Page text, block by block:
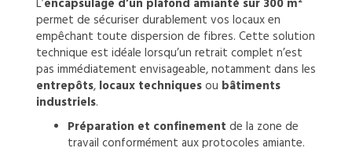
L’encapsulage d’un plafond amianté sur 300 m²
permet de sécuriser durablement vos locaux en
empêchant toute dispersion de fibres. Cette solution
technique est idéale lorsqu’un retrait complet n’est
pas immédiatement envisageable, notamment dans les
entrepôts, locaux techniquesou bâtiments
industriels.
Préparation et confinement de la zone de
travail conformément aux protocoles amiante.